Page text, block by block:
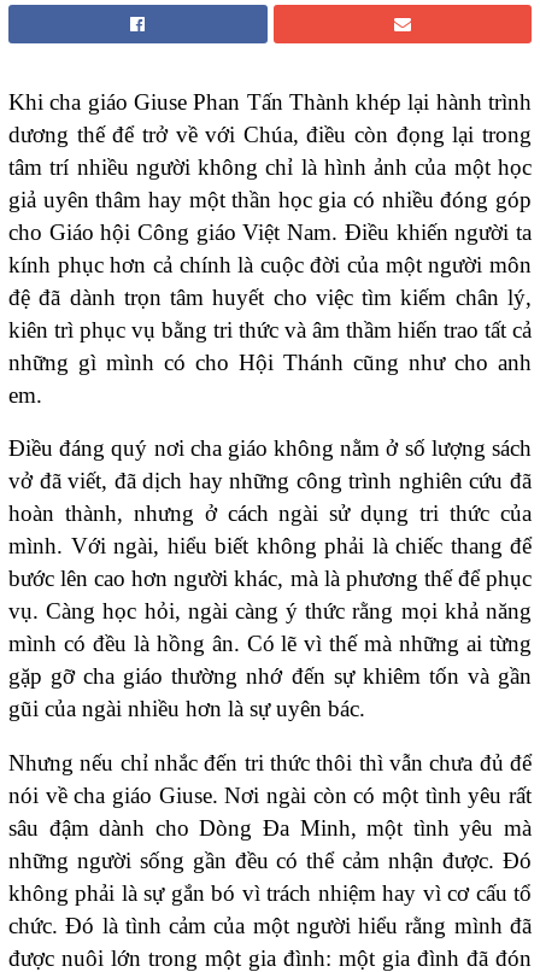
Khi cha giáo Giuse Phan Tấn Thành khép lại hành trình
dương thế để trở về với Chúa, điều còn đọng lại trong
tâm trí nhiều người không chỉ là hình ảnh của một học
giả uyên thâm hay một thần học gia có nhiều đóng góp
cho Giáo hội Công giáo Việt Nam. Điều khiến người ta
kính phục hơn cả chính là cuộc đời của một người môn
đệ đã dành trọn tâm huyết cho việc tìm kiếm chân lý,
kiên trì phục vụ bằng tri thức và âm thầm hiến trao tất cả
những gì mình có cho Hội Thánh cũng như cho anh
em.
Điều đáng quý nơi cha giáo không nằm ở số lượng sách
vở đã viết, đã dịch hay những công trình nghiên cứu đã
hoàn thành, nhưng ở cách ngài sử dụng tri thức của
mình. Với ngài, hiểu biết không phải là chiếc thang để
bước lên cao hơn người khác, mà là phương thế để phục
vụ. Càng học hỏi, ngài càng ý thức rằng mọi khả năng
mình có đều là hồng ân. Có lẽ vì thế mà những ai từng
gặp gỡ cha giáo thường nhớ đến sự khiêm tốn và gần
gũi của ngài nhiều hơn là sự uyên bác.
Nhưng nếu chỉ nhắc đến tri thức thôi thì vẫn chưa đủ để
nói về cha giáo Giuse. Nơi ngài còn có một tình yêu rất
sâu đậm dành cho Dòng Đa Minh, một tình yêu mà
những người sống gần đều có thể cảm nhận được. Đó
không phải là sự gắn bó vì trách nhiệm hay vì cơ cấu tổ
chức. Đó là tình cảm của một người hiểu rằng mình đã
được nuôi lớn trong một gia đình: một gia đình đã đón